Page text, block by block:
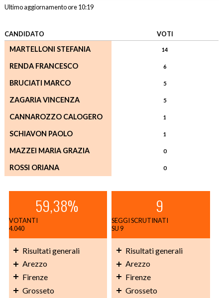
Ultimo aggiornamento ore 10:19
CANDIDATO VOTI
MARTELLONI STEFANIA 14
RENDA FRANCESCO 6
BRUCIATI MARCO 5
ZAGARIA VINCENZA 5
CANNAROZZO CALOGERO 1
SCHIAVON PAOLO 1
MAZZEI MARIA GRAZIA 0
ROSSI ORIANA 0
59,38%
VOTANTI
4.040
Risultati generali
Arezzo
Firenze
Grosseto
9
SEGGI SCRUTINATI
SU 9
Risultati generali
Arezzo
Firenze
Grosseto